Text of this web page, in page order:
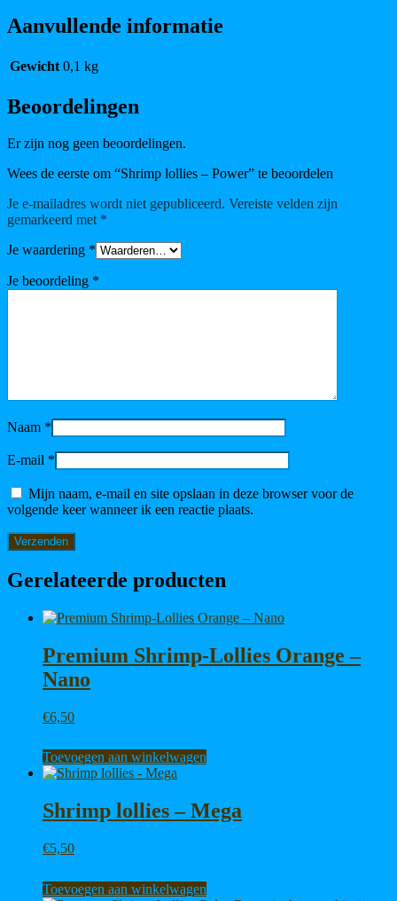
Aanvullende informatie
Gewicht 0,1 kg
Beoordelingen
Er zijn nog geen beoordelingen.
Wees de eerste om “Shrimp lollies – Power” te beoordelen
Je e-mailadres wordt niet gepubliceerd. Vereiste velden zijn
gemarkeerd met *
Je waardering *
Je beoordeling *
Naam *
E-mail *
Mijn naam, e-mail en site opslaan in deze browser voor de
volgende keer wanneer ik een reactie plaats.
Gerelateerde producten
Premium Shrimp-Lollies Orange –
Nano
€6,50
Toevoegen aan winkelwagen
Shrimp lollies – Mega
€5,50
Toevoegen aan winkelwagen